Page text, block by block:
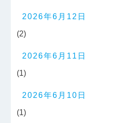
2026年6月12日
(2)
2026年6月11日
(1)
2026年6月10日
(1)